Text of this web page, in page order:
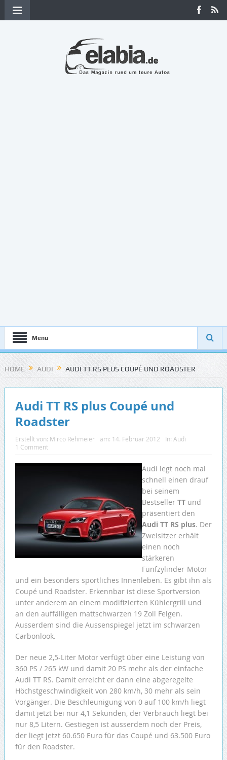
Menu
HOME AUDI AUDI TT RS PLUS COUPÉ UND ROADSTER
Audi TT RS plus Coupé und
Roadster
Erstellt von: Mirco Rehmeier am: 14. Februar 2012 In: Audi
1 Comment
Audi legt noch mal
schnell einen drauf
bei seinem
Bestseller TTund
präsentiert den
Audi TT RS plus. Der
Zweisitzer erhält
einen noch
stärkeren
Fünfzylinder-Motor
und ein besonders sportliches Innenleben. Es gibt ihn als
Coupé und Roadster. Erkennbar ist diese Sportversion
unter anderem an einem modifizierten Kühlergrill und
an den auffälligen mattschwarzen 19 Zoll Felgen.
Ausserdem sind die Aussenspiegel jetzt im schwarzen
Carbonlook.
Der neue 2,5-Liter Motor verfügt über eine Leistung von
360 PS / 265 kW und damit 20 PS mehr als der einfache
Audi TT RS. Damit erreicht er dann eine abgeregelte
Höchstgeschwindigkeit von 280 km/h, 30 mehr als sein
Vorgänger. Die Beschleunigung von 0 auf 100 km/h liegt
damit jetzt bei nur 4,1 Sekunden, der Verbrauch liegt bei
nur 8,5 Litern. Gestiegen ist ausserdem noch der Preis,
der liegt jetzt 60.650 Euro für das Coupé und 63.500 Euro
für den Roadster.